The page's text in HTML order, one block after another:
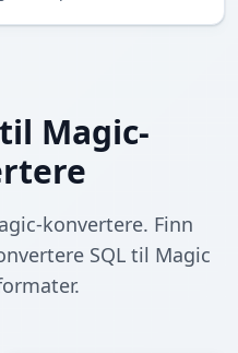
Magic-
konvertere. Finn
SQL til Magic